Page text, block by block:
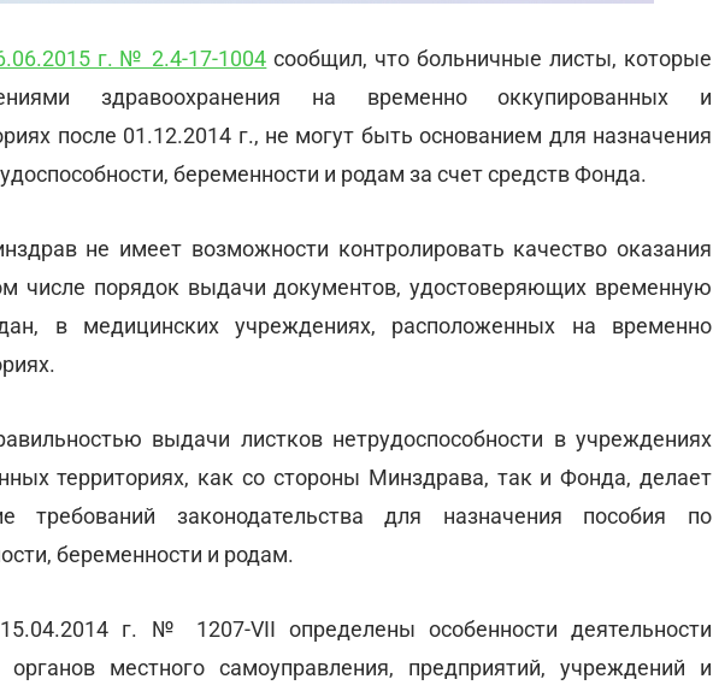
г. № 2.4-17-1004 сообщил, что больничные листы, которые
здравоохранения на временно оккупированных и
после 01.12.2014 г., не могут быть основанием для назначения
беременности и родам за счет средств Фонда.
не имеет возможности контролировать качество оказания
числе порядок выдачи документов, удостоверяющих временную
в медицинских учреждениях, расположенных на временно
выдачи листков нетрудоспособности в учреждениях
территориях, как со стороны Минздрава, так и Фонда, делает
требований законодательства для назначения пособия по
беременности и родам.
г. № 1207-VII определены особенности деятельности
органов местного самоуправления, предприятий, учреждений и